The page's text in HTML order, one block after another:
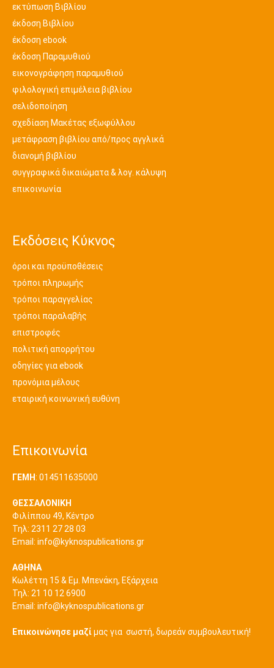
εκτύπωση Βιβλίου
έκδοση Βιβλίου
έκδοση ebook
έκδοση Παραμυθιού
εικονογράφηση παραμυθιού
φιλολογική επιμέλεια βιβλίου
σελιδοποίηση
σχεδίαση Μακέτας εξωφύλλου
μετάφραση βιβλίου από/προς αγγλικά
διανομή βιβλίου
συγγραφικά δικαιώματα & λογ. κάλυψη
επικοινωνία
Εκδόσεις Κύκνος
όροι και προϋποθέσεις
τρόποι πληρωμής
τρόποι παραγγελίας
τρόποι παραλαβής
επιστροφές
πολιτική απορρήτου
οδηγίες για ebook
προνόμια μέλους
εταιρική κοινωνική ευθύνη
Επικοινωνία
ΓΕΜΗ: 014511635000
ΘΕΣΣΑΛΟΝΙΚΗ
Φιλίππου 49, Κέντρο
Τηλ: 2311 27 28 03
Εmail: info@kyknospublications.gr
ΑΘΗΝΑ
Κωλέττη 15 & Εμ. Μπενάκη, Εξάρχεια
Τηλ: 21 10 12 6900
Εmail: info@kyknospublications.gr
Επικοινώνησε μαζίμας για σωστή, δωρεάν συμβουλευτική!